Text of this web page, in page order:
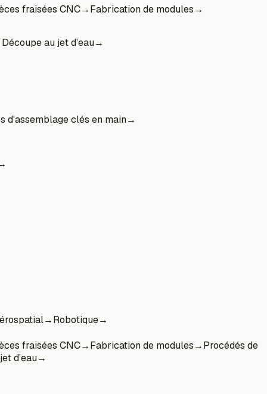
fraisées CNC→Fabrication de modules→
Découpe au jet d’eau→
d'assemblage clés en main→
→Robotique→
fraisées CNC→Fabrication de modules→Procédés de
d’eau→